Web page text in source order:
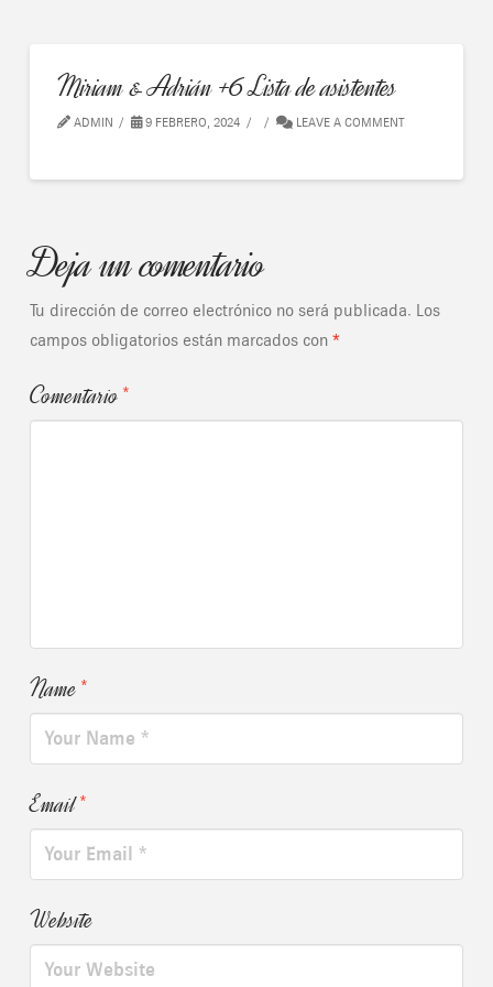
Miriam & Adrián +6 Lista de asistentes
ADMIN 9 FEBRERO, 2024 LEAVE A COMMENT
Deja un comentario
Tu dirección de correo electrónico no será publicada. Los
campos obligatorios están marcados con *
Comentario*
Name*
Email*
Website